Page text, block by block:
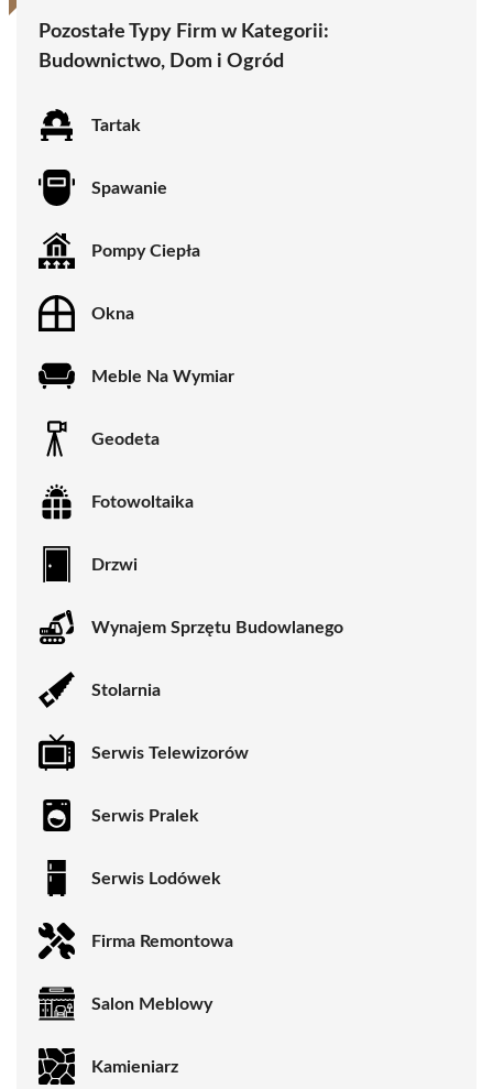
Pozostałe Typy Firm w Kategorii:
Budownictwo, Dom i Ogród
Tartak
Spawanie
Pompy Ciepła
Okna
Meble Na Wymiar
Geodeta
Fotowoltaika
Drzwi
Wynajem Sprzętu Budowlanego
Stolarnia
Serwis Telewizorów
Serwis Pralek
Serwis Lodówek
Firma Remontowa
Salon Meblowy
Kamieniarz